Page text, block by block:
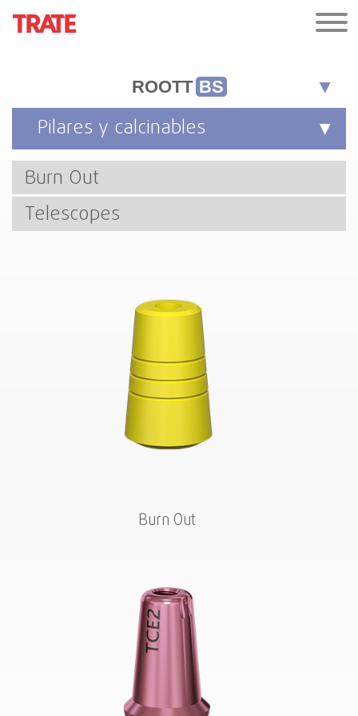
ROOTT BS
Pilares y calcinables
Burn Out
Telescopes
Burn Out